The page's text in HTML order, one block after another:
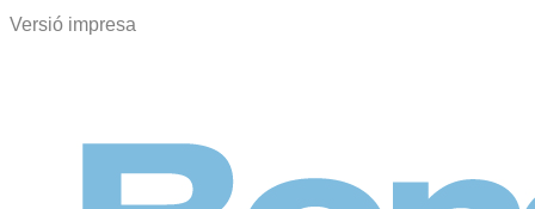
Versió impresa